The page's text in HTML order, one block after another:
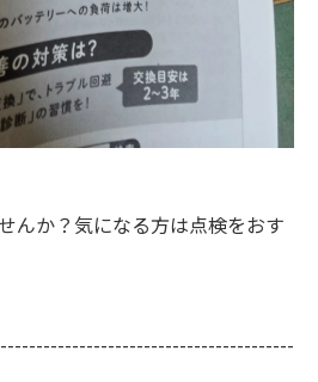
んか？気になる方は点検をおす